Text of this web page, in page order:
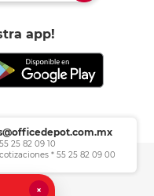
app!
25 82 09 10
* 55 25 82 09 00
×